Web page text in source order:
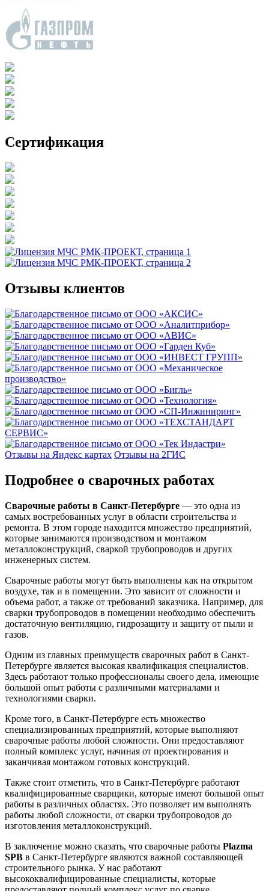
Сертификация
Отзывы клиентов
Отзывы на Яндекс картах Отзывы на 2ГИС
Подробнее о сварочных работах
Сварочные работы в Санкт-Петербурге — это одна из
самых востребованных услуг в области строительства и
ремонта. В этом городе находится множество предприятий,
которые занимаются производством и монтажом
металлоконструкций, сваркой трубопроводов и других
инженерных систем.
Сварочные работы могут быть выполнены как на открытом
воздухе, так и в помещении. Это зависит от сложности и
объема работ, а также от требований заказчика. Например, для
сварки трубопроводов в помещении необходимо обеспечить
достаточную вентиляцию, гидрозащиту и защиту от пыли и
газов.
Одним из главных преимуществ сварочных работ в Санкт-
Петербурге является высокая квалификация специалистов.
Здесь работают только профессионалы своего дела, имеющие
большой опыт работы с различными материалами и
технологиями сварки.
Кроме того, в Санкт-Петербурге есть множество
специализированных предприятий, которые выполняют
сварочные работы любой сложности. Они предоставляют
полный комплекс услуг, начиная от проектирования и
заканчивая монтажом готовых конструкций.
Также стоит отметить, что в Санкт-Петербурге работают
квалифицированные сварщики, которые имеют большой опыт
работы в различных областях. Это позволяет им выполнять
работы любой сложности, от сварки трубопроводов до
изготовления металлоконструкций.
В заключение можно сказать, что сварочные работы Plazma
SPB в Санкт-Петербурге являются важной составляющей
строительного рынка. У нас работают
высококвалифицированные специалисты, которые